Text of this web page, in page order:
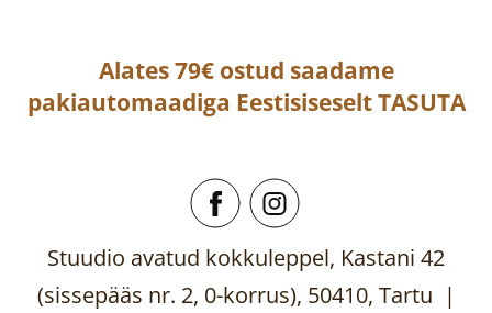
Alates 79€ ostud saadame
pakiautomaadiga EestisiseseltTASUTA
Stuudio avatud kokkuleppel, Kastani 42
(sissepääs nr. 2, 0-korrus), 50410, Tartu |